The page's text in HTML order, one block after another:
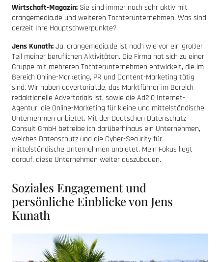
Wirtschaft-Magazin: Sie sind immer noch sehr aktiv mit
orangemedia.de und weiteren Tochterunternehmen. Was sind
derzeit Ihre Hauptschwerpunkte?
Jens Kunath:Ja, orangemedia.de ist nach wie vor ein großer
Teil meiner beruflichen Aktivitäten. Die Firma hat sich zu einer
Gruppe mit mehreren Tochterunternehmen entwickelt, die im
Bereich Online-Marketing, PR und Content-Marketing tätig
sind. Wir haben advertorial.de, das Marktführer im Bereich
redaktionelle Advertorials ist, sowie die Ad2.0 Internet-
Agentur, die Online-Marketing für kleine und mittelständische
Unternehmen anbietet. Mit der Deutschen Datenschutz
Consult GmbH betreibe ich darüberhinaus ein Unternehmen,
welches Datenschutz und die Cyber-Security für
mittelständische Unternehmen anbietet. Mein Fokus liegt
darauf, diese Unternehmen weiter auszubauen.
Soziales Engagement und
persönliche Einblicke von Jens
Kunath